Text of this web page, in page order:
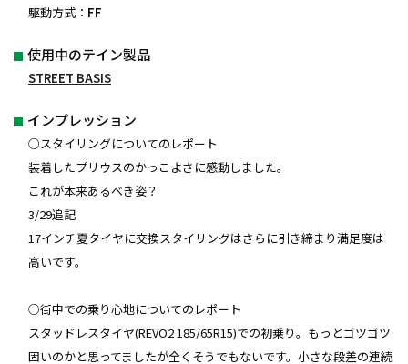
駆動方式： FF
使用中のテイン製品
STREET BASIS
インプレッション
○スタイリングについてのレポート
装着したプリウスのかっこよさに感動しました。
これが本来あるべき姿？
3/29追記
17インチ夏タイヤに交換スタイリングはさらに引き締まり満足度は
高いです。
○街中での乗り心地についてのレポート
スタッドレスタイヤ(REVO2 185/65R15)での初乗り。もっとゴツゴツ
固いのかと思ってましたが全くそうでもないです。小さな段差の連続